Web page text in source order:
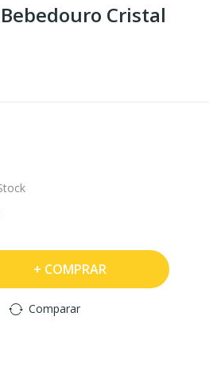
Cristal
COMPRAR
Comparar